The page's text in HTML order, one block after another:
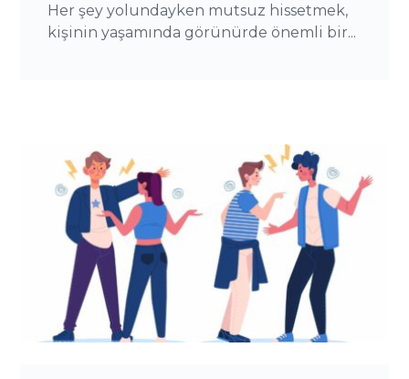
Her şey yolundayken mutsuz hissetmek,
kişinin yaşamında görünürde önemli bir...